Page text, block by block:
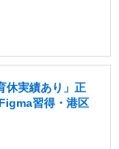
休実績あり」正
習得・港区